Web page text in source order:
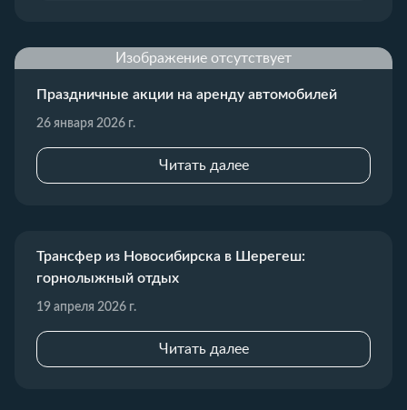
Изображение отсутствует
Праздничные акции на аренду автомобилей
26 января 2026 г.
Читать далее
Трансфер из Новосибирска в Шерегеш:
горнолыжный отдых
19 апреля 2026 г.
Читать далее